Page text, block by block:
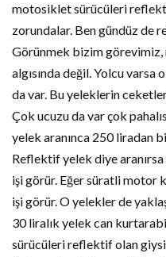
motosiklet sürücüleri
zorundalar. Ben gündüz de
Görünmek bizim
algısında değil. Yolcu
da var. Bu yeleklerin
Çok ucuzu da var çok
yelek aranınca 250 liradan
Reflektif yelek diye
işi görür. Eğer süratli motor
işi görür. O yelekler de
30 liralık yelek can
sürücüleri reflektif olan